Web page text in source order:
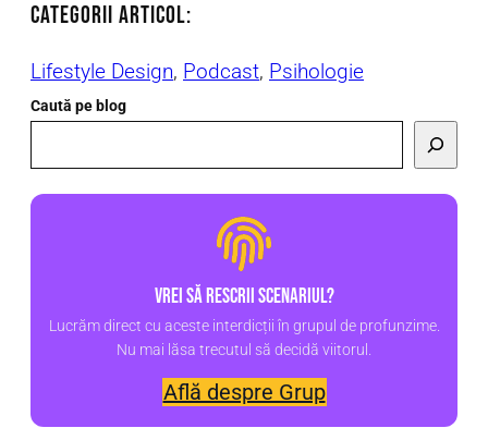
CATEGORII ARTICOl:
Lifestyle Design, Podcast, Psihologie
Caută pe blog
Vrei să rescrii scenariul?
Lucrăm direct cu aceste interdicții în grupul de profunzime.
Nu mai lăsa trecutul să decidă viitorul.
Află despre Grup